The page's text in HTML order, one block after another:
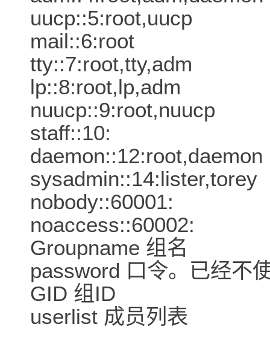
uucp::5:root,uucp
mail::6:root
tty::7:root,tty,adm
lp::8:root,lp,adm
nuucp::9:root,nuucp
staff::10:
nobody::60001:
noaccess::60002:
Groupname 组名
password 口令。已经
GID 组ID
userlist 成员列表